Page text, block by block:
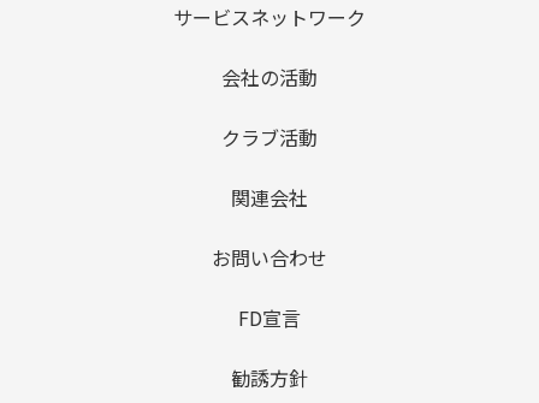
サービスネットワーク
会社の活動
クラブ活動
関連会社
お問い合わせ
FD宣言
勧誘方針